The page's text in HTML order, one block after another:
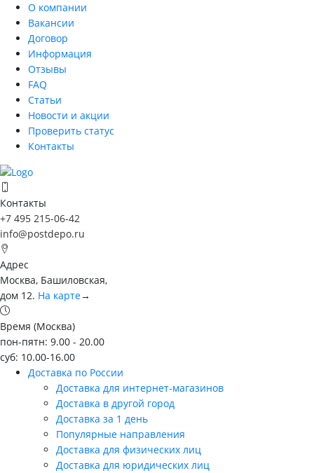
О компании
Вакансии
Договор
Информация
Отзывы
FAQ
Статьи
Новости и акции
Проверить статус
Контакты
Контакты
+7 495 215-06-42
info@postdepo.ru
Адрес
Москва, Башиловская,
дом 12. На карте→
Время (Москва)
пон-пятн: 9.00 - 20.00
суб: 10.00-16.00
Доставка по России
Доставка для интернет-магазинов
Доставка в другой город
Доставка за 1 день
Популярные направления
Доставка для физических лиц
Доставка для юридических лиц